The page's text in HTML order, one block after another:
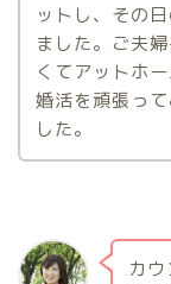
ットし、その
ました。ご夫
くてアットホ
婚活を頑張っ
した。
カ